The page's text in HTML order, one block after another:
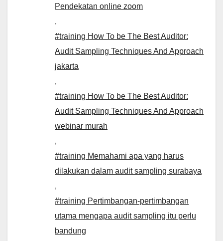
Pendekatan online zoom
,
#training How To be The Best Auditor:
Audit Sampling Techniques And Approach
jakarta
,
#training How To be The Best Auditor:
Audit Sampling Techniques And Approach
webinar murah
,
#training Memahami apa yang harus
dilakukan dalam audit sampling surabaya
,
#training Pertimbangan-pertimbangan
utama mengapa audit sampling itu perlu
bandung